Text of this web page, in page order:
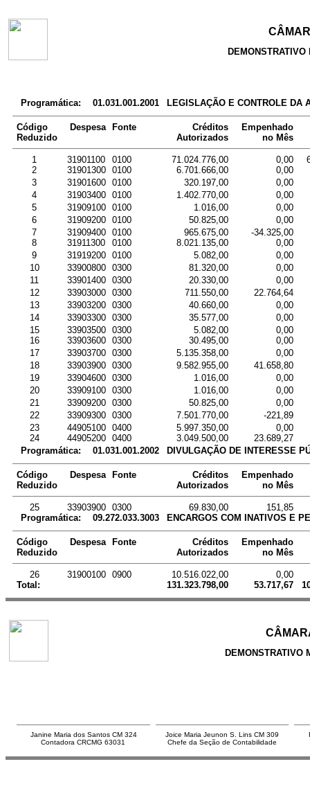
Programática: 01.031.001.2001 LEGISLAÇÃO E CONTROLE DA
Código
Reduzido
Despesa Fonte
Créditos
Autorizados
Empenhado
no Mês
1 31901100 0100 71.024.776,00 0,00
2
31901300 0100 6.701.666,00
0,00
3
31901600 0100 320.197,00
0,00
4
31903400 0100 1.402.770,00
0,00
5
31909100 0100 1.016,00
0,00
6
31909200 0100 50.825,00
0,00
7
31909400 0100 965.675,00
-34.325,00
8
31911300 0100 8.021.135,00
0,00
9
31919200 0100 5.082,00
0,00
10
33900800 0300 81.320,00
0,00
11
33901400 0300 20.330,00
0,00
12
33903000 0300 711.550,00
22.764,64
13
33903200 0300 40.660,00
0,00
14
33903300 0300 35.577,00
0,00
15
33903500 0300 5.082,00
0,00
16
33903600 0300 30.495,00
0,00
17
33903700 0300 5.135.358,00
0,00
18
33903900 0300 9.582.955,00
41.658,80
19
33904600 0300 1.016,00
0,00
20
33909100 0300 1.016,00
0,00
21
33909200 0300 50.825,00
0,00
22
33909300 0300 7.501.770,00
-221,89
23
44905100 0400 5.997.350,00
0,00
24
44905200 0400 3.049.500,00
23.689,27
Programática:
01.031.001.2002 DIVULGAÇÃO DE INTERESSE
Código
Reduzido
Despesa Fonte
Créditos
Autorizados
Empenhado
no Mês
25 33903900 0300 69.830,00
151,85
Programática:
09.272.033.3003 ENCARGOS COM INATIVOS E
Código
Reduzido
Despesa Fonte
Créditos
Autorizados
Empenhado
no Mês
26 31900100 0900 10.516.022,00
0,00
Total:
131.323.798,00 53.717,67
DEMONSTRATIVO
Janine Maria dos Santos CM 324 Joice Maria Jeunon S. Lins CM 309
Contadora CRCMG 63031
Chefe da Seção de Contabilidade